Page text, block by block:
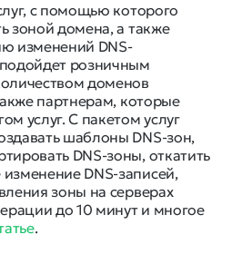
с помощью которого
зоной домена, а также
изменений DNS-
розничным
доменов
партнерам, которые
услуг. С пакетом услуг
шаблоны DNS-зон,
DNS-зоны, откатить
DNS-записей,
зоны на серверах
до 10 минут и многое
.